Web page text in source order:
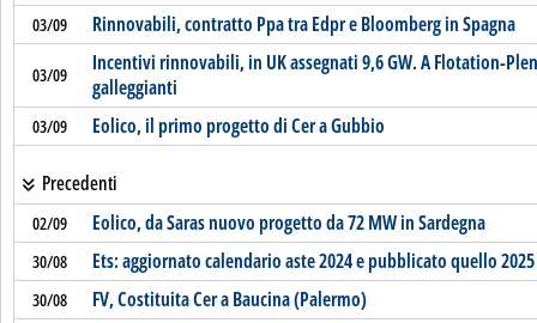
03/09 Rinnovabili, contratto Ppa tra Edpr e Bloomberg in Spagna
03/09
Incentivi rinnovabili, in UK assegnati 9,6 GW. A Flotation-
galleggianti
03/09 Eolico, il primo progetto di Cer a Gubbio
Precedenti
02/09 Eolico, da Saras nuovo progetto da 72 MW in Sardegna
30/08 Ets: aggiornato calendario aste 2024 e pubblicato quello 2025
30/08 FV, Costituita Cer a Baucina (Palermo)